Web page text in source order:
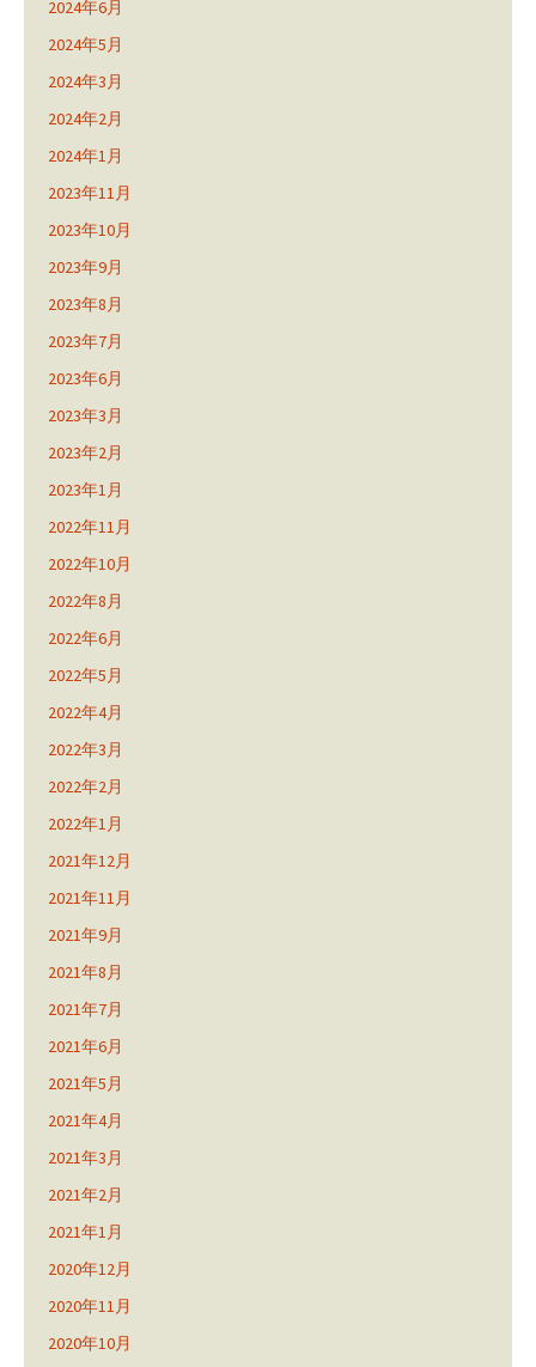
2024年6月
2024年5月
2024年3月
2024年2月
2024年1月
2023年11月
2023年10月
2023年9月
2023年8月
2023年7月
2023年6月
2023年3月
2023年2月
2023年1月
2022年11月
2022年10月
2022年8月
2022年6月
2022年5月
2022年4月
2022年3月
2022年2月
2022年1月
2021年12月
2021年11月
2021年9月
2021年8月
2021年7月
2021年6月
2021年5月
2021年4月
2021年3月
2021年2月
2021年1月
2020年12月
2020年11月
2020年10月